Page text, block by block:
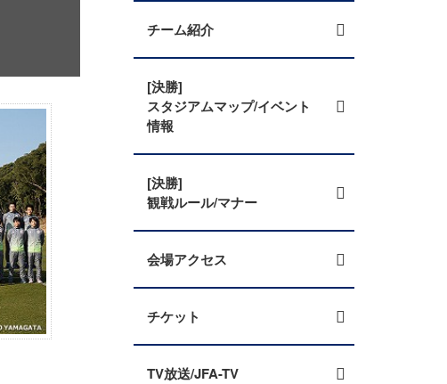
チーム紹介
[決勝]
スタジアムマップ/イベント
情報
[決勝]
観戦ルール/マナー
会場アクセス
チケット
TV放送/JFA-TV